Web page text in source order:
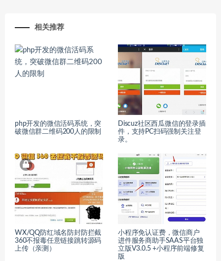
相关推荐
php开发的微信活码系统，突
破微信群二维码200人的限制
Discuz社区西瓜微信的登录插
件，支持PC扫码强制关注登
录。
WX/QQ防红域名防封防拦截
360不报毒任意链接跳转源码
上传（亲测）
小程序免认证费，微信商户
进件服务商助手SAAS平台独
立版V3.0.5 +小程序前端修复
版